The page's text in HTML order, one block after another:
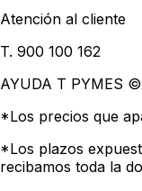
Atención al cliente
T. 900 100 162
AYUDA T PYMES ©
*Los precios que
*Los plazos
recibamos toda la